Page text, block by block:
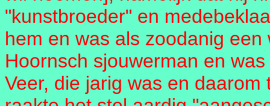
"kunstbroeder" en
hem en was als zoodanig
Hoornsch sjouwerman en
Veer, die jarig was en